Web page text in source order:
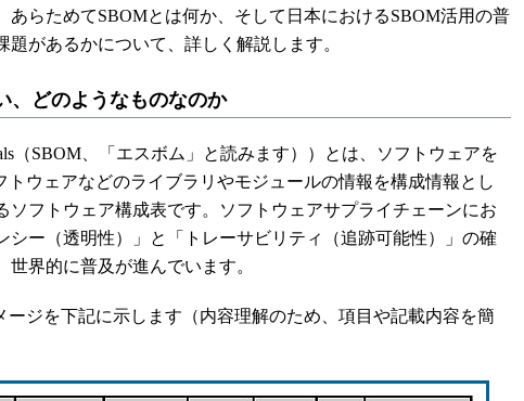
あらためてSBOMとは何か、そして日本におけるSBOM活用の普
題があるかについて、詳しく解説します。
、どのようなものなのか
（SBOM、「エスボム」と読みます））とは、ソフトウェアを
トウェアなどのライブラリやモジュールの情報を構成情報とし
ソフトウェア構成表です。ソフトウェアサプライチェーンにお
シー（透明性）」と「トレーサビリティ（追跡可能性）」の確
界的に普及が進んでいます。
ジを下記に示します（内容理解のため、項目や記載内容を簡